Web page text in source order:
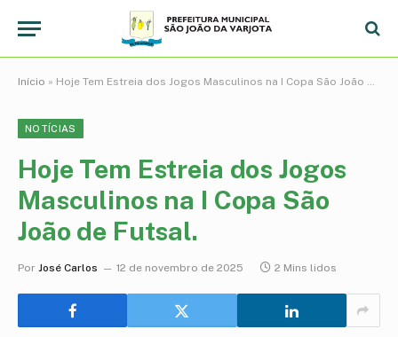
Início » Hoje Tem Estreia dos Jogos Masculinos na I Copa São João de Futsal.
NOTÍCIAS
Hoje Tem Estreia dos Jogos
Masculinos na I Copa São
João de Futsal.
Por José Carlos 12 de novembro de 2025 2 Mins lidos